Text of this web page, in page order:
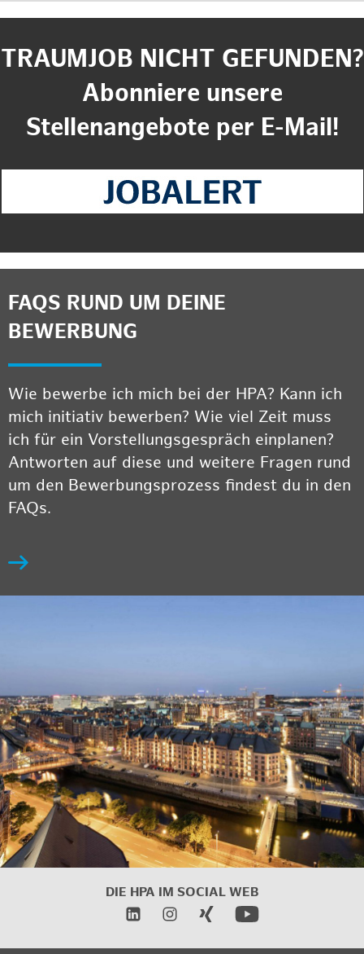
TRAUMJOB NICHT GEFUNDEN?
Abonniere unsere
Stellenangebote per E-Mail!
FAQS RUND UM DEINE
BEWERBUNG
Wie bewerbe ich mich bei der HPA? Kann ich
mich initiativ bewerben? Wie viel Zeit muss
ich für ein Vorstellungsgespräch einplanen?
Antworten auf diese und weitere Fragen rund
um den Bewerbungsprozess findest du in den
FAQs.
DIE HPA IM SOCIAL WEB